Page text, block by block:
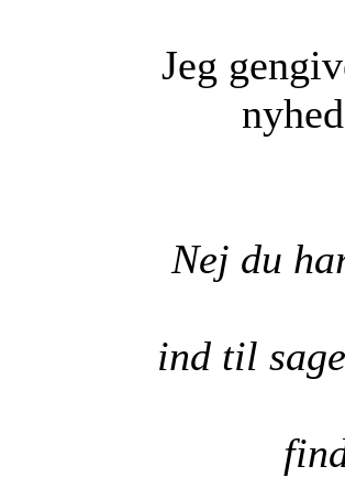
Jeg
Nej du
ind til